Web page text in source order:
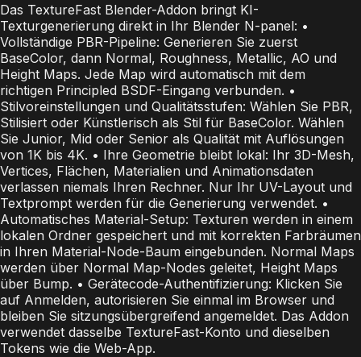
Das TextureFast Blender-Addon bringt KI-
Texturgenerierung direkt in Ihr Blender N-panel: •
Vollständige PBR-Pipeline: Generieren Sie zuerst
BaseColor, dann Normal, Roughness, Metallic, AO und
Height Maps. Jede Map wird automatisch mit dem
richtigen Principled BSDF-Eingang verbunden. •
Stilvoreinstellungen und Qualitätsstufen: Wählen Sie PBR,
Stilisiert oder Künstlerisch als Stil für BaseColor. Wählen
Sie Junior, Mid oder Senior als Qualität mit Auflösungen
von 1K bis 4K. • Ihre Geometrie bleibt lokal: Ihr 3D-Mesh,
Vertices, Flächen, Materialien und Animationsdaten
verlassen niemals Ihren Rechner. Nur Ihr UV-Layout und
Textprompt werden für die Generierung verwendet. •
Automatisches Material-Setup: Texturen werden in einem
lokalen Ordner gespeichert und mit korrekten Farbräumen
in Ihren Material-Node-Baum eingebunden. Normal Maps
werden über Normal Map-Nodes geleitet, Height Maps
über Bump. • Gerätecode-Authentifizierung: Klicken Sie
auf Anmelden, autorisieren Sie einmal im Browser und
bleiben Sie sitzungsübergreifend angemeldet. Das Addon
verwendet dasselbe TextureFast-Konto und dieselben
Tokens wie die Web-App.